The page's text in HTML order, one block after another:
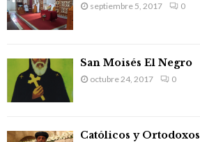
septiembre 5, 2017 0
San Moisés El Negro
octubre 24, 2017 0
Católicos y Ortodoxos